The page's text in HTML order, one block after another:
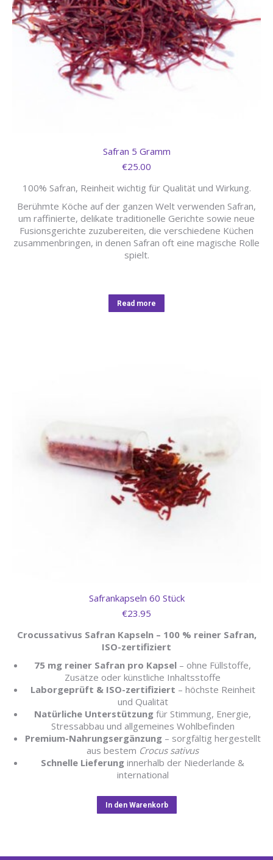
Safran 5 Gramm
€25.00
100% Safran, Reinheit wichtig für Qualität und Wirkung.
Berühmte Köche auf der ganzen Welt verwenden Safran,
um raffinierte, delikate traditionelle Gerichte sowie neue
Fusionsgerichte zuzubereiten, die verschiedene Küchen
zusammenbringen, in denen Safran oft eine magische Rolle
spielt.
Read more
Safrankapseln 60 Stück
€23.95
Crocussativus Safran Kapseln – 100 % reiner Safran,
ISO-zertifiziert
75 mg reiner Safran pro Kapsel – ohne Füllstoffe,
Zusätze oder künstliche Inhaltsstoffe
Laborgeprüft & ISO-zertifiziert – höchste Reinheit
und Qualität
Natürliche Unterstützung für Stimmung, Energie,
Stressabbau und allgemeines Wohlbefinden
Premium-Nahrungsergänzung– sorgfältig hergestellt
aus bestem Crocus sativus
Schnelle Lieferung innerhalb der Niederlande &
international
In den Warenkorb